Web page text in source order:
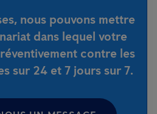
nous pouvons mettre
dans lequel votre
contre les
sur 24 et 7 jours sur 7.